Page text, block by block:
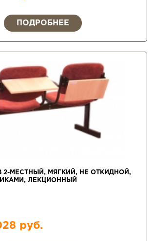
ПОДРОБНЕЕ
2-МЕСТНЫЙ, МЯГКИЙ, НЕ ОТКИДНОЙ,
ЛЕКЦИОННЫЙ
руб.